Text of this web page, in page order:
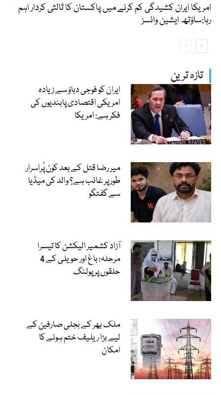
تازہ ترین
ایران کو فوجی دباؤ سے زیادہ
امریکی اقتصادی پابندیوں کی
فکر ہے: امریکا
میر رضا قتل کے بعد کون پُراسرار
طور پر غائب ہے؟ والد کی میڈیا
سے گفتگو
آزاد کشمیر الیکشن کا تیسرا
مرحلہ: باغ اور حویلی کے 4
حلقوں پر پولنگ
ملک بھر کے بجلی صارفین کے
لیے بڑا ریلیف ختم ہونے کا
امکان
امریکا ایران کشیدگی کم کرنے میں پاکستان کا ثالثی کردار اہم
رہا:ساؤتھ ایشین وائسز